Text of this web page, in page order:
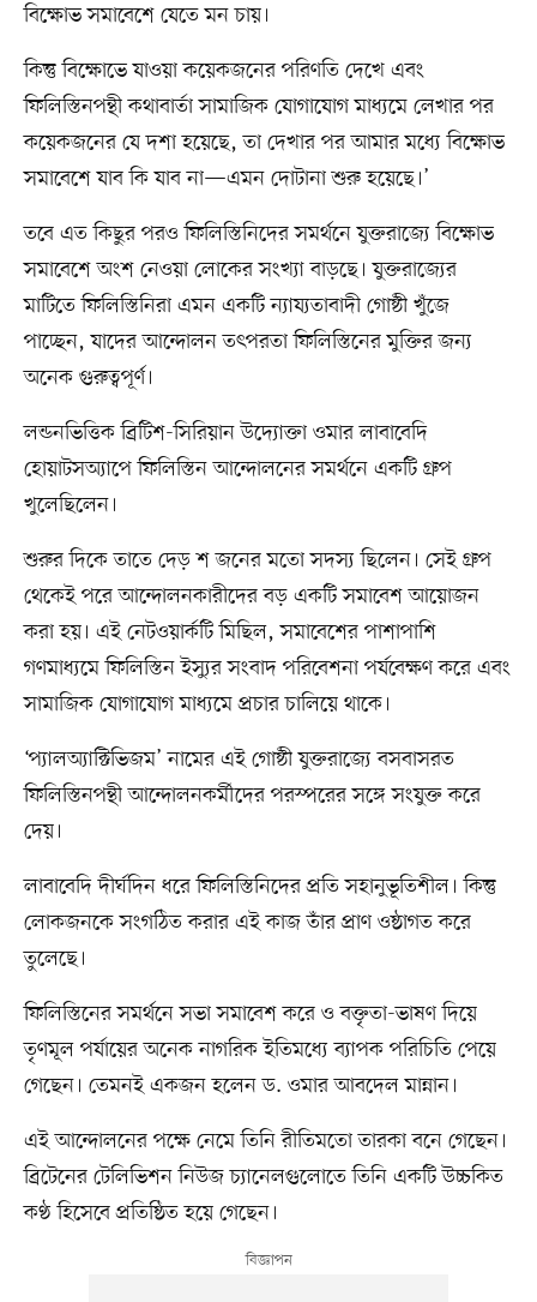
বিক্ষোভ সমাবেশে যেতে মন চায়।
কিন্তু বিক্ষোভে যাওয়া কয়েকজনের পরিণতি দেখে এবং
ফিলিস্তিনপন্থী কথাবার্তা সামাজিক যোগাযোগ মাধ্যমে লেখার পর
কয়েকজনের যে দশা হয়েছে, তা দেখার পর আমার মধ্যে বিক্ষোভ
সমাবেশে যাব কি যাব না—এমন দোটানা শুরু হয়েছে।’
তবে এত কিছুর পরও ফিলিস্তিনিদের সমর্থনে যুক্তরাজ্যে বিক্ষোভ
সমাবেশে অংশ নেওয়া লোকের সংখ্যা বাড়ছে। যুক্তরাজ্যের
মাটিতে ফিলিস্তিনিরা এমন একটি ন্যায্যতাবাদী গোষ্ঠী খুঁজে
পাচ্ছেন, যাদের আন্দোলন তৎপরতা ফিলিস্তিনের মুক্তির জন্য
অনেক গুরুত্বপূর্ণ।
লন্ডনভিত্তিক ব্রিটিশ-সিরিয়ান উদ্যোক্তা ওমার লাবাবেদি
হোয়াটসঅ্যাপে ফিলিস্তিন আন্দোলনের সমর্থনে একটি গ্রুপ
খুলেছিলেন।
শুরুর দিকে তাতে দেড় শ জনের মতো সদস্য ছিলেন। সেই গ্রুপ
থেকেই পরে আন্দোলনকারীদের বড় একটি সমাবেশ আয়োজন
করা হয়। এই নেটওয়ার্কটি মিছিল, সমাবেশের পাশাপাশি
গণমাধ্যমে ফিলিস্তিন ইস্যুর সংবাদ পরিবেশনা পর্যবেক্ষণ করে এবং
সামাজিক যোগাযোগ মাধ্যমে প্রচার চালিয়ে থাকে।
‘প্যালঅ্যাক্টিভিজম’ নামের এই গোষ্ঠী যুক্তরাজ্যে বসবাসরত
ফিলিস্তিনপন্থী আন্দোলনকর্মীদের পরস্পরের সঙ্গে সংযুক্ত করে
দেয়।
লাবাবেদি দীর্ঘদিন ধরে ফিলিস্তিনিদের প্রতি সহানুভূতিশীল। কিন্তু
লোকজনকে সংগঠিত করার এই কাজ তাঁর প্রাণ ওষ্ঠাগত করে
তুলেছে।
ফিলিস্তিনের সমর্থনে সভা সমাবেশ করে ও বক্তৃতা-ভাষণ দিয়ে
তৃণমূল পর্যায়ের অনেক নাগরিক ইতিমধ্যে ব্যাপক পরিচিতি পেয়ে
গেছেন। তেমনই একজন হলেন ড. ওমার আবদেল মান্নান।
এই আন্দোলনের পক্ষে নেমে তিনি রীতিমতো তারকা বনে গেছেন।
ব্রিটেনের টেলিভিশন নিউজ চ্যানেলগুলোতে তিনি একটি উচ্চকিত
কণ্ঠ হিসেবে প্রতিষ্ঠিত হয়ে গেছেন।